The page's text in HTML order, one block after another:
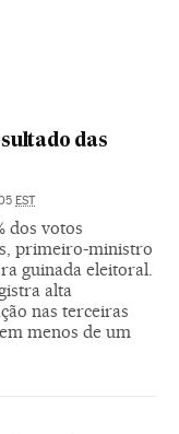
das
EST
dos votos
primeiro-ministro
guinada eleitoral.
alta
nas terceiras
menos de um